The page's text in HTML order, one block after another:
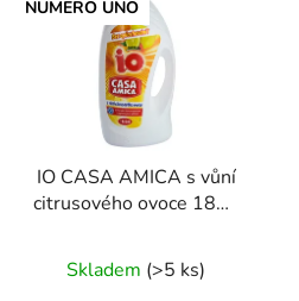
IO CASA AMICA s vůní
citrusového ovoce 1850
Skladem (>5 ks)